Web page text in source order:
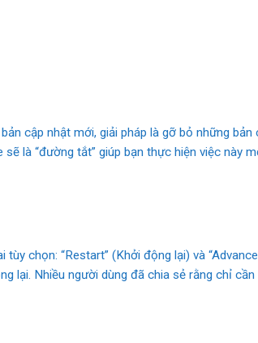
cập nhật mới, giải pháp là gỡ bỏ những
là “đường tắt” giúp bạn thực hiện việc này
chọn: “Restart” (Khởi động lại) và
lại. Nhiều người dùng đã chia sẻ rằng chỉ